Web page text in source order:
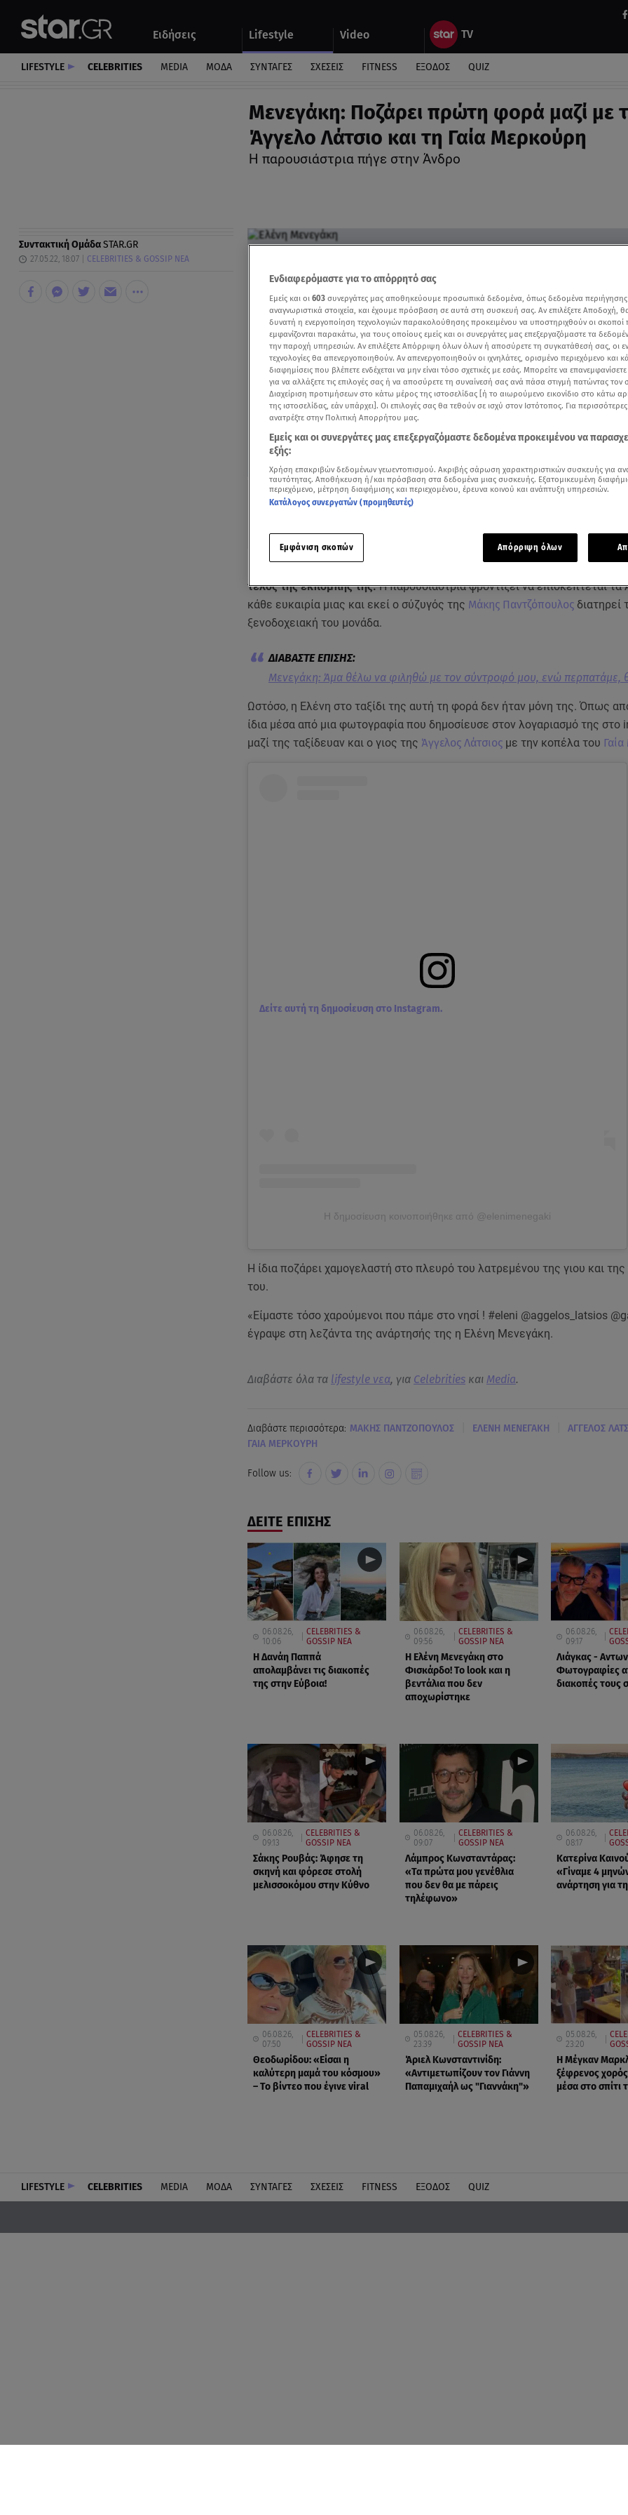
Ειδήσεις Lifestyle Video
Αυτοκίνητο
LIFESTYLE CELEBRITIES MEDIA ΜΟΔΑ ΣΥΝΤΑΓΕΣ ΣΧΕΣΕΙΣ FITNESS ΕΞΟΔΟΣ QUIZ
Μενεγάκη: Ποζάρει πρώτη φορά μαζί με
Άγγελο Λάτσιο και τη Γαία Μερκούρη
Η παρουσιάστρια πήγε στην Άνδρο
Συντακτική ΟμάδαSTAR.GR
27.05.22, 18:07 CELEBRITIES & GOSSIP ΝΕΑ
Δείτε περισσότερα άρθρα μας στα αποτελέσματα αναζήτησης
τέλος της εκπομπής της.Η παρουσιάστρια φροντίζει να επισκέπτεται τα
κάθε ευκαιρία μιας και εκεί ο σύζυγός της Μάκης Παντζόπουλοςδιατηρεί
ξενοδοχειακή του μονάδα.
Μενεγάκη: Άμα θέλω να φιληθώ με τον σύντροφό μου, ενώ περπατάμε,
Ωστόσο, η Ελένη στο ταξίδι της αυτή τη φορά δεν ήταν μόνη της. Όπως
ίδια μέσα από μια φωτογραφία που δημοσίευσε στον λογαριασμό της στο
μαζί της ταξίδευαν και ο γιος της Άγγελος Λάτσιοςμε την κοπέλα του
Δείτε αυτή τη δημοσίευση στο Instagram.
Η δημοσίευση κοινοποιήθηκε από @elenimenegaki
Η ίδια ποζάρει χαμογελαστή στο πλευρό του λατρεμένου της γιου και
του.
«Είμαστε τόσο χαρούμενοι που πάμε στο νησί ! #eleni @aggelos_latsios
έγραψε στη λεζάντα της ανάρτησής της η Ελένη Μενεγάκη.
Διαβάστε όλα τα lifestyle νεα, για Celebritiesκαι Media.
Διαβάστε περισσότερα: ΜΑΚΗΣ ΠΑΝΤΖΟΠΟΥΛΟΣ ΕΛΕΝΗ ΜΕΝΕΓΑΚΗ ΑΓΓΕΛΟΣ
ΓΑΙΑ ΜΕΡΚΟΥΡΗ
Follow us:
ΔΕΙΤΕ ΕΠΙΣΗΣ
06.08.26,
10:06
CELEBRITIES &
GOSSIP ΝΕΑ
Η Δανάη Παππά
απολαμβάνει τις διακοπές
της στην Εύβοια!
06.08.26,
09:56
CELEBRITIES &
GOSSIP ΝΕΑ
Η Ελένη Μενεγάκη στο
Φισκάρδο! Το look και η
βεντάλια που δεν
αποχωρίστηκε
06.08.26,
09:17
Λιάγκας -
Φωτογραφίες
διακοπές τους
06.08.26,
09:13
CELEBRITIES &
GOSSIP ΝΕΑ
Σάκης Ρουβάς: Άφησε τη
σκηνή και φόρεσε στολή
μελισσοκόμου στην Κύθνο
06.08.26,
09:07
CELEBRITIES &
GOSSIP ΝΕΑ
Λάμπρος Κωνσταντάρας:
«Τα πρώτα μου γενέθλια
που δεν θα με πάρεις
τηλέφωνο»
06.08.26,
08:17
Κατερίνα
«Γίναμε 4
ανάρτηση για
06.08.26,
07:50
CELEBRITIES &
GOSSIP ΝΕΑ
Θεοδωρίδου: «Είσαι η
καλύτερη μαμά του κόσμου»
– Το βίντεο που έγινε viral
05.08.26,
23:39
CELEBRITIES &
GOSSIP ΝΕΑ
Άριελ Κωνσταντινίδη:
«Αντιμετωπίζουν τον Γιάννη
Παπαμιχαήλ ως "Γιαννάκη"»
05.08.26,
23:20
Η Μέγκαν
ξέφρενος
μέσα στο σπίτι
LIFESTYLE CELEBRITIES MEDIA ΜΟΔΑ ΣΥΝΤΑΓΕΣ ΣΧΕΣΕΙΣ FITNESS ΕΞΟΔΟΣ QUIZ
Ενδιαφερόμαστε για το απόρρητό σας
Εμείς και οι 603 συνεργάτες μας αποθηκεύουμε προσωπικά δεδομένα, όπως δεδομένα
αναγνωριστικά στοιχεία, και έχουμε πρόσβαση σε αυτά στη συσκευή σας. Αν επιλέξετε Αποδοχή,
δυνατή η ενεργοποίηση τεχνολογιών παρακολούθησης προκειμένου να υποστηριχθούν οι σκοποί
εμφανίζονται παρακάτω, για τους οποίους εμείς και οι συνεργάτες μας επεξεργαζόμαστε τα
την παροχή υπηρεσιών. Αν επιλέξετε Απόρριψη όλων όλων ή αποσύρετε τη συγκατάθεσή σας, οι
τεχνολογίες θα απενεργοποιηθούν. Αν απενεργοποιηθούν οι ιχνηλάτες, ορισμένο περιεχόμενο και
διαφημίσεις που βλέπετε ενδέχεται να μην είναι τόσο σχετικές με εσάς. Μπορείτε να
για να αλλάξετε τις επιλογές σας ή να αποσύρετε τη συναίνεσή σας ανά πάσα στιγμή πατώντας τον
Διαχείριση προτιμήσεων στο κάτω μέρος της ιστοσελίδας [ή το αιωρούμενο εικονίδιο στο κάτω
της ιστοσελίδας, εάν υπάρχει]. Οι επιλογές σας θα τεθούν σε ισχύ στον Ιστότοπος. Για
ανατρέξτε στην Πολιτική Απορρήτου μας.
Εμείς και οι συνεργάτες μας επεξεργαζόμαστε δεδομένα προκειμένου να
εξής:
Χρήση επακριβών δεδομένων γεωεντοπισμού. Ακριβής σάρωση χαρακτηριστικών συσκευής για
ταυτότητας. Αποθήκευση ή/και πρόσβαση στα δεδομένα μιας συσκευής. Εξατομικευμένη
περιεχόμενο, μέτρηση διαφήμισης και περιεχομένου, έρευνα κοινού και ανάπτυξη υπηρεσιών.
Κατάλογος συνεργατών (προμηθευτές)
Εμφάνιση σκοπών Απόρριψη όλων